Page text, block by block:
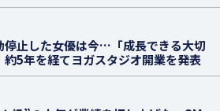
停止した女優は今…「成長できる大切
約5年を経てヨガスタジオ開業を発表